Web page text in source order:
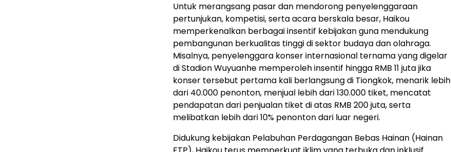
Untuk merangsang pasar dan mendorong penyelenggaraan
pertunjukan, kompetisi, serta acara berskala besar, Haikou
memperkenalkan berbagai insentif kebijakan guna mendukung
pembangunan berkualitas tinggi di sektor budaya dan olahraga.
Misalnya, penyelenggara konser internasional ternama yang digelar
di Stadion Wuyuanhe memperoleh insentif hingga RMB 11 juta jika
konser tersebut pertama kali berlangsung di Tiongkok, menarik lebih
dari 40.000 penonton, menjual lebih dari 130.000 tiket, mencatat
pendapatan dari penjualan tiket di atas RMB 200 juta, serta
melibatkan lebih dari 10% penonton dari luar negeri.
Didukung kebijakan Pelabuhan Perdagangan Bebas Hainan (Hainan